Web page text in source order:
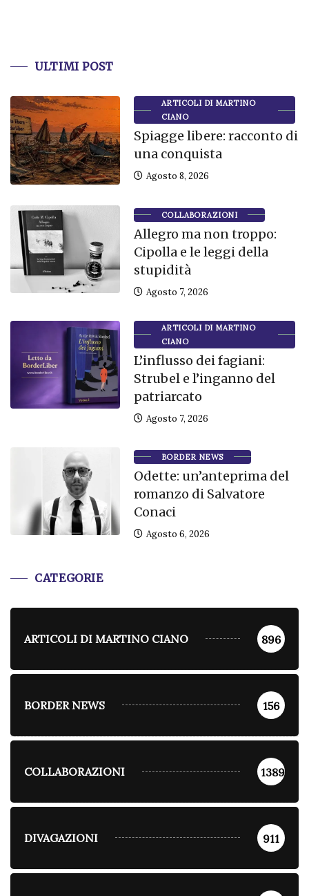
ULTIMI POST
ARTICOLI DI MARTINO
CIANO
Spiagge libere: racconto di
una conquista
Agosto 8, 2026
COLLABORAZIONI
Allegro ma non troppo:
Cipolla e le leggi della
stupidità
Agosto 7, 2026
ARTICOLI DI MARTINO
CIANO
L’influsso dei fagiani:
Strubel e l’inganno del
patriarcato
Agosto 7, 2026
BORDER NEWS
Odette: un’anteprima del
romanzo di Salvatore
Conaci
Agosto 6, 2026
CATEGORIE
ARTICOLI DI MARTINO CIANO 896
BORDER NEWS 156
COLLABORAZIONI 1389
DIVAGAZIONI 911